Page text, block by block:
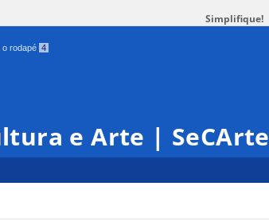
Simplifique!
o rodapé 4
e Arte | SeCArte